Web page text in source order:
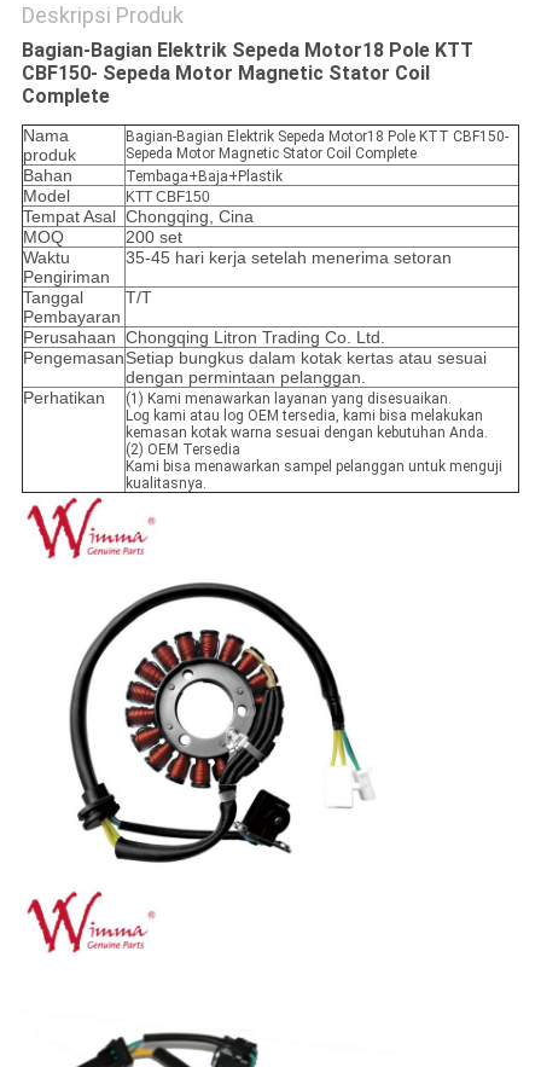
Deskripsi Produk
Bagian-Bagian Elektrik Sepeda Motor18 Pole KTT
CBF150- Sepeda Motor Magnetic Stator Coil
Complete
Nama
produk
Bagian-Bagian Elektrik Sepeda Motor18 Pole KTT CBF150-
Sepeda Motor Magnetic Stator Coil Complete
Bahan Tembaga+Baja+Plastik
Model KTT CBF150
Tempat Asal Chongqing, Cina
MOQ
200 set
Waktu
Pengiriman
35-45 hari kerja setelah menerima setoran
Tanggal
Pembayaran
T/T
Perusahaan Chongqing Litron Trading Co. Ltd.
PengemasanSetiap bungkus dalam kotak kertas atau sesuai
dengan permintaan pelanggan.
Perhatikan
(1) Kami menawarkan layanan yang disesuaikan.
Log kami atau log OEM tersedia, kami bisa melakukan
kemasan kotak warna sesuai dengan kebutuhan Anda.
(2) OEM Tersedia
Kami bisa menawarkan sampel pelanggan untuk menguji
kualitasnya.